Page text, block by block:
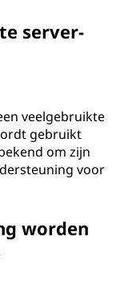
server-
veelgebruikte
gebruikt
om zijn
voor
worden